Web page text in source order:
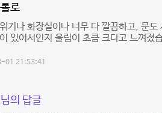
로
기나 화장실이나 너무 다 깔끔하고, 문
있어서인지 울림이 초큼 크다고 느껴
01 21:53:41
의 답글